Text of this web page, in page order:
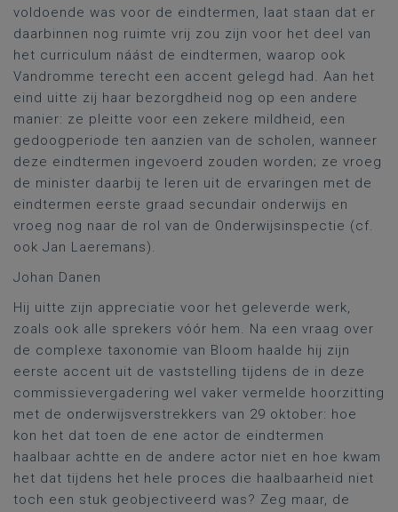
voldoende was voor de eindtermen, laat staan dat er
daarbinnen nog ruimte vrij zou zijn voor het deel van
het curriculum náást de eindtermen, waarop ook
Vandromme terecht een accent gelegd had. Aan het
eind uitte zij haar bezorgdheid nog op een andere
manier: ze pleitte voor een zekere mildheid, een
gedoogperiode ten aanzien van de scholen, wanneer
deze eindtermen ingevoerd zouden worden; ze vroeg
de minister daarbij te leren uit de ervaringen met de
eindtermen eerste graad secundair onderwijs en
vroeg nog naar de rol van de Onderwijsinspectie (cf.
ook Jan Laeremans).
Johan Danen
Hij uitte zijn appreciatie voor het geleverde werk,
zoals ook alle sprekers vóór hem. Na een vraag over
de complexe taxonomie van Bloom haalde hij zijn
eerste accent uit de vaststelling tijdens de in deze
commissievergadering wel vaker vermelde hoorzitting
met de onderwijsverstrekkers van 29 oktober: hoe
kon het dat toen de ene actor de eindtermen
haalbaar achtte en de andere actor niet en hoe kwam
het dat tijdens het hele proces die haalbaarheid niet
toch een stuk geobjectiveerd was? Zeg maar, de